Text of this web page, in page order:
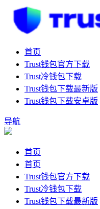
首页
Trust钱包官方下载
Trust冷钱包下载
Trust钱包下载最新版
Trust钱包下载安卓版
导航
首页
首页
Trust钱包官方下载
Trust冷钱包下载
Trust钱包下载最新版